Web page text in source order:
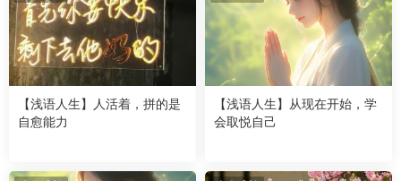
【浅语人生】人活着，拼的是
自愈能力
【浅语人生】从现在开始，学
会取悦自己